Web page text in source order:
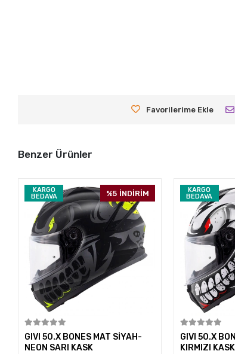
Favorilerime Ekle
Benzer Ürünler
KARGO
BEDAVA
%5 İNDİRİM
GIVI 50.X BONES MAT SİYAH-
NEON SARI KASK
KARGO
BEDAVA
GIVI 50.X
KIRMIZI KASK